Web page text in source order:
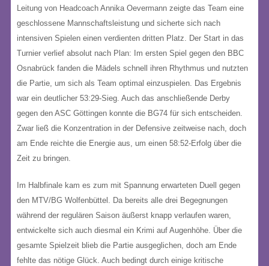
Leitung von Headcoach Annika Oevermann zeigte das Team eine
geschlossene Mannschaftsleistung und sicherte sich nach
intensiven Spielen einen verdienten dritten Platz. Der Start in das
Turnier verlief absolut nach Plan: Im ersten Spiel gegen den BBC
Osnabrück fanden die Mädels schnell ihren Rhythmus und nutzten
die Partie, um sich als Team optimal einzuspielen. Das Ergebnis
war ein deutlicher 53:29-Sieg. Auch das anschließende Derby
gegen den ASC Göttingen konnte die BG74 für sich entscheiden.
Zwar ließ die Konzentration in der Defensive zeitweise nach, doch
am Ende reichte die Energie aus, um einen 58:52-Erfolg über die
Zeit zu bringen.
Im Halbfinale kam es zum mit Spannung erwarteten Duell gegen
den MTV/BG Wolfenbüttel . Da bereits alle drei Begegnungen
während der regulären Saison äußerst knapp verlaufen waren,
entwickelte sich auch diesmal ein Krimi auf Augenhöhe. Über die
gesamte Spielzeit blieb die Partie ausgeglichen, doch am Ende
fehlte das nötige Glück. Auch bedingt durch einige kritische